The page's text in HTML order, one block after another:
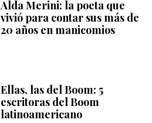
Alda Merini: la poeta que
vivió para contar sus más de
20 años en manicomios
Ellas, las del Boom: 5
escritoras del Boom
latinoamericano